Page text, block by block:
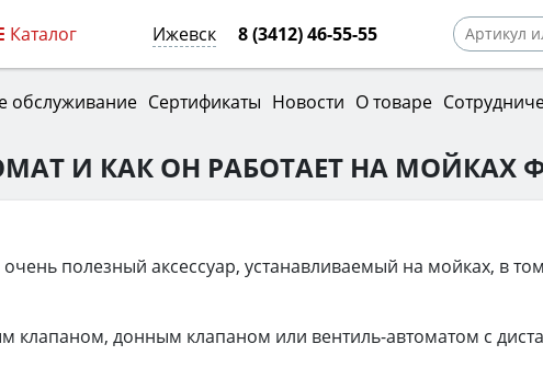
Каталог Ижевск 8 (3412) 46-55-55
обслуживание Сертификаты Новости О товаре
И КАК ОН РАБОТАЕТ НА МОЙКАХ
полезный аксессуар, устанавливаемый на мойках, в
клапаном, донным клапаном или вентиль-автоматом с